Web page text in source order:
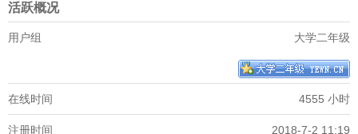
活跃概况
用户组 大学二年级
在线时间 4555 小时
注册时间 2018-7-2 11:19